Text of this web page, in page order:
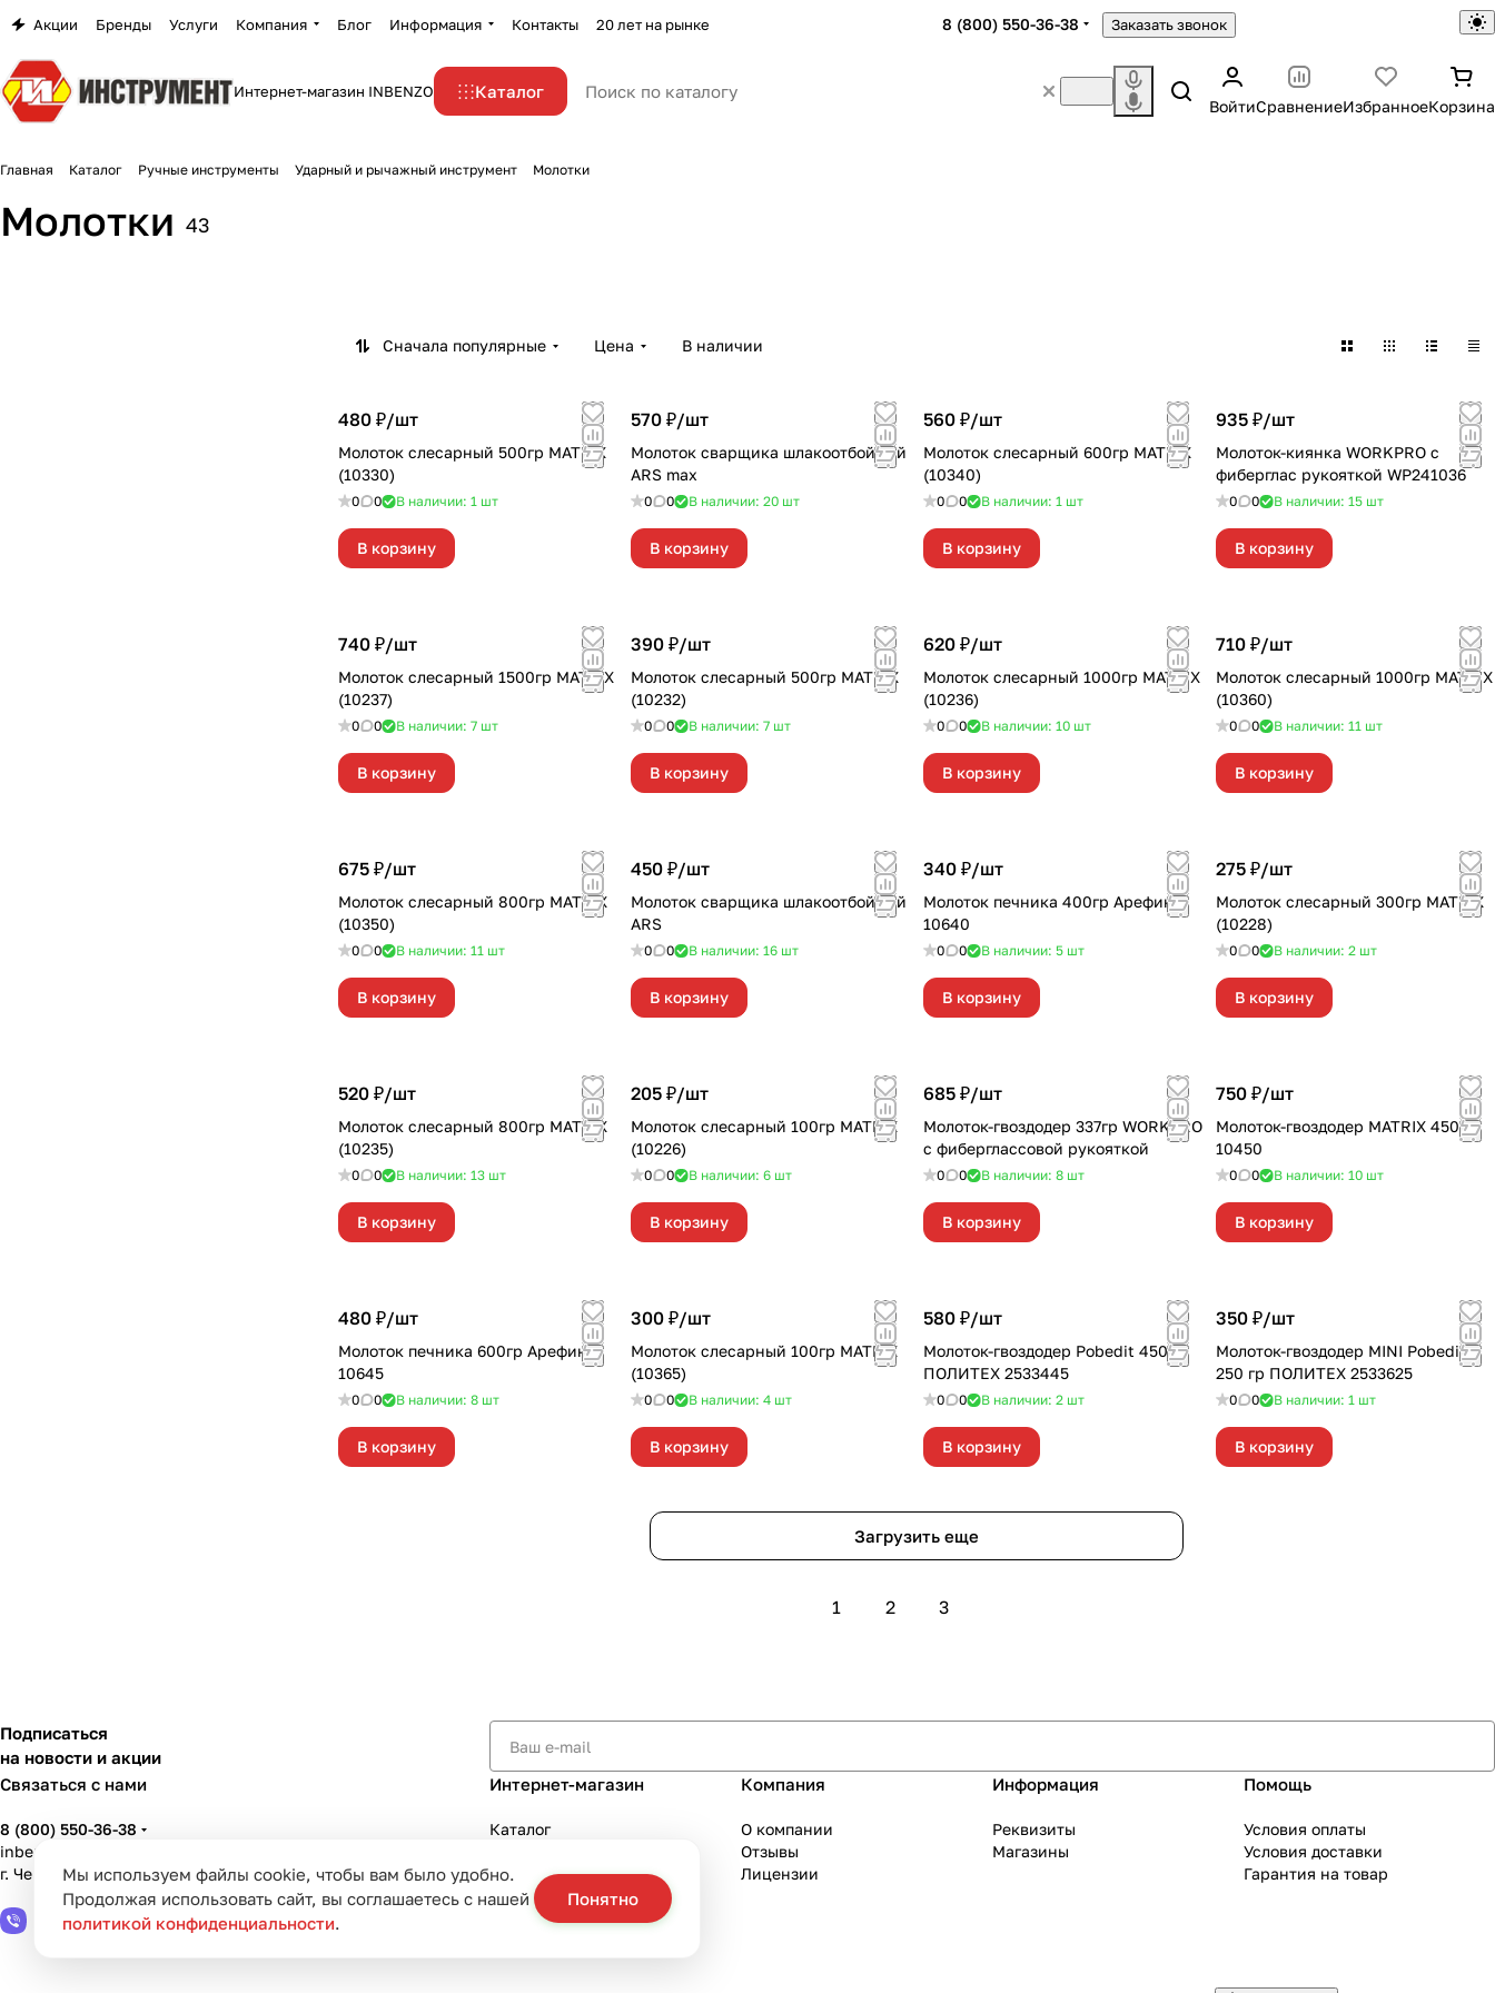
Мы используем файлы cookie, чтобы вам было удобно.
Продолжая использовать сайт, вы соглашаетесь с нашей
политикой конфиденциальности.
Понятно
Акции Бренды Услуги Компания Блог Информация Контакты 20 лет на рынке 8 (800) 550-36-38 Заказать звонок
Интернет-магазин INBENZO Каталог
ВойтиСравнениеИзбранноеКорзина
Главная Каталог Ручные инструменты Ударный и рычажный инструмент Молотки
Молотки 43
Сначала популярные Цена В наличии
480 ₽/шт
Молоток слесарный 500гр MATRIX
(10330)
0 0 В наличии: 1 шт
В корзину
570 ₽/шт
Молоток сварщика шлакоотбойный
ARS max
0 0 В наличии: 20 шт
В корзину
560 ₽/шт
Молоток слесарный 600гр MATRIX
(10340)
0 0 В наличии: 1 шт
В корзину
935 ₽/шт
Молоток-киянка WORKPRO с
фиберглас рукояткой WP241036
0 0 В наличии: 15 шт
В корзину
740 ₽/шт
Молоток слесарный 1500гр MATRIX
(10237)
0 0 В наличии: 7 шт
В корзину
390 ₽/шт
Молоток слесарный 500гр MATRIX
(10232)
0 0 В наличии: 7 шт
В корзину
620 ₽/шт
Молоток слесарный 1000гр MATRIX
(10236)
0 0 В наличии: 10 шт
В корзину
710 ₽/шт
Молоток слесарный 1000гр MATRIX
(10360)
0 0 В наличии: 11 шт
В корзину
675 ₽/шт
Молоток слесарный 800гр MATRIX
(10350)
0 0 В наличии: 11 шт
В корзину
450 ₽/шт
Молоток сварщика шлакоотбойный
ARS
0 0 В наличии: 16 шт
В корзину
340 ₽/шт
Молоток печника 400гр Арефино
10640
0 0 В наличии: 5 шт
В корзину
275 ₽/шт
Молоток слесарный 300гр MATRIX
(10228)
0 0 В наличии: 2 шт
В корзину
520 ₽/шт
Молоток слесарный 800гр MATRIX
(10235)
0 0 В наличии: 13 шт
В корзину
205 ₽/шт
Молоток слесарный 100гр MATRIX
(10226)
0 0 В наличии: 6 шт
В корзину
685 ₽/шт
Молоток-гвоздодер 337гр WORKPRO
с фиберглассовой рукояткой
0 0 В наличии: 8 шт
В корзину
750 ₽/шт
Молоток-гвоздодер MATRIX 450гр
10450
0 0 В наличии: 10 шт
В корзину
480 ₽/шт
Молоток печника 600гр Арефино
10645
0 0 В наличии: 8 шт
В корзину
300 ₽/шт
Молоток слесарный 100гр MATRIX
(10365)
0 0 В наличии: 4 шт
В корзину
580 ₽/шт
Молоток-гвоздодер Pobedit 450 гр
ПОЛИТЕХ 2533445
0 0 В наличии: 2 шт
В корзину
350 ₽/шт
Молоток-гвоздодер MINI Pobedit
250 гр ПОЛИТЕХ 2533625
0 0 В наличии: 1 шт
В корзину
Загрузить еще
1 2 3
Подписаться
на новости и акции
Связаться с нами
8 (800) 550-36-38
inbenzo35@list.ru
г. Череповец, ул. Вологодская, д. 50А
Интернет-магазин
Каталог
Бренды
Услуги
Компания
О компании
Отзывы
Лицензии
Информация
Реквизиты
Магазины
Помощь
Условия оплаты
Условия доставки
Гарантия на товар